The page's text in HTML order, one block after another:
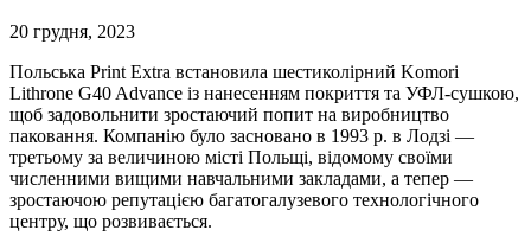
20 грудня, 2023
Польська Print Extra встановила шестиколірний Komori
Lithrone G40 Advance із нанесенням покриття та УФЛ-сушкою,
щоб задовольнити зростаючий попит на виробництво
паковання. Компанію було засновано в 1993 р. в Лодзі —
третьому за величиною місті Польщі, відомому своїми
численними вищими навчальними закладами, а тепер —
зростаючою репутацією багатогалузевого технологічного
центру, що розвивається.